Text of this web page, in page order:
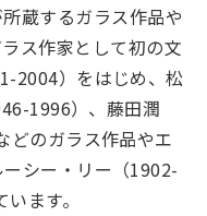
蔵するガラス作品や
ス作家として初の文
2004）をはじめ、松
1996）、藤田潤
どのガラス作品やエ
シー・リー（1902-
ます。